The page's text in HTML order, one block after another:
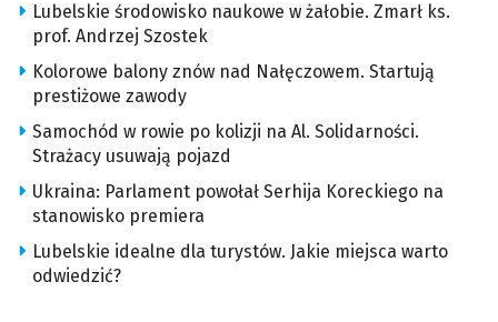
Lubelskie środowisko naukowe w żałobie. Zmarł ks.
prof. Andrzej Szostek
Kolorowe balony znów nad Nałęczowem. Startują
prestiżowe zawody
Samochód w rowie po kolizji na Al. Solidarności.
Strażacy usuwają pojazd
Ukraina: Parlament powołał Serhija Koreckiego na
stanowisko premiera
Lubelskie idealne dla turystów. Jakie miejsca warto
odwiedzić?